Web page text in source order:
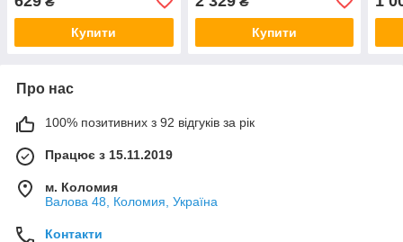
Купити Купити
Про нас
100% позитивних з 92 відгуків за рік
Працює з 15.11.2019
м. Коломия
Валова 48, Коломия, Україна
Контакти